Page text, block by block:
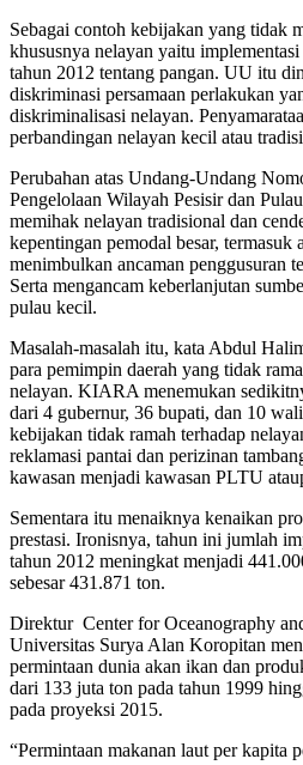
Sebagai contoh kebijakan yang tidak
khususnya nelayan yaitu
tahun 2012 tentang pangan. UU itu
diskriminasi persamaan perlakukan
diskriminalisasi nelayan.
perbandingan nelayan kecil atau
Perubahan atas Undang-Undang
Pengelolaan Wilayah Pesisir dan
memihak nelayan tradisional dan
kepentingan pemodal besar,
menimbulkan ancaman penggusuran
Serta mengancam keberlanjutan
pulau kecil.
Masalah-masalah itu, kata Abdul
para pemimpin daerah yang tidak
nelayan. KIARA menemukan
dari 4 gubernur, 36 bupati, dan 10
kebijakan tidak ramah terhadap
reklamasi pantai dan perizinan
kawasan menjadi kawasan PLTU
Sementara itu menaiknya kenaikan
prestasi. Ironisnya, tahun ini jumlah
tahun 2012 meningkat menjadi
sebesar 431.871 ton.
Direktur Center for Oceanography
Universitas Surya Alan Koropitan
permintaan dunia akan ikan dan
dari 133 juta ton pada tahun 1999
pada proyeksi 2015.
“Permintaan makanan laut per kapita